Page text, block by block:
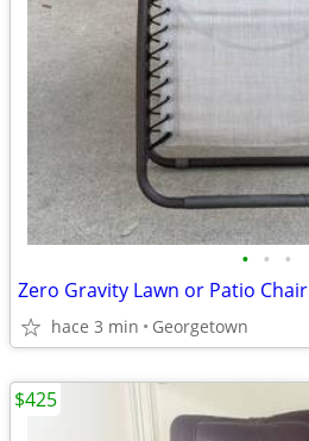
• • •
Zero Gravity Lawn or Patio Chair
hace 3 min Georgetown
$425